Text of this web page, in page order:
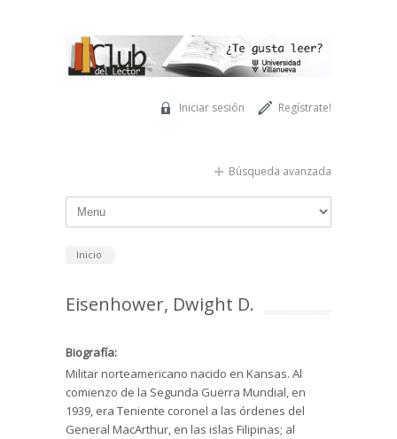
Regístrate!
Iniciar sesión
Búsqueda avanzada
Inicio
Eisenhower, Dwight D.
Biografía:
Militar norteamericano nacido en Kansas. Al
comienzo de la Segunda Guerra Mundial, en
1939, era Teniente coronel a las órdenes del
General MacArthur, en las islas Filipinas; al